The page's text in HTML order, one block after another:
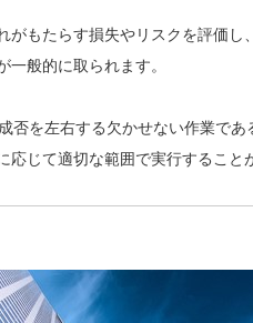
もたらす損失やリスクを評価し
般的に取られます。
否を左右する欠かせない作業で
じて適切な範囲で実行すること